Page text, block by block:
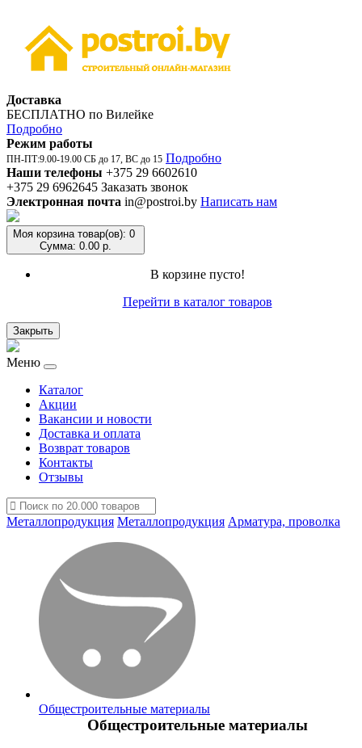
Доставка
БЕСПЛАТНО по Вилейке
Подробно
Режим работы
ПН-ПТ:9.00-19.00 СБ до 17, ВС до 15 Подробно
Наши телефоны +375 29 6602610
+375 29 6962645 Заказать звонок
Электронная почта in@postroi.by Написать нам
Моя корзина товар(ов): 0
Сумма: 0.00 р.
В корзине пусто!
Перейти в каталог товаров
Закрыть
Меню
Каталог
Акции
Вакансии и новости
Доставка и оплата
Возврат товаров
Контакты
Отзывы
Металлопродукция Металлопродукция Арматура, проволка
Общестроительные материалы
Общестроительные материалы